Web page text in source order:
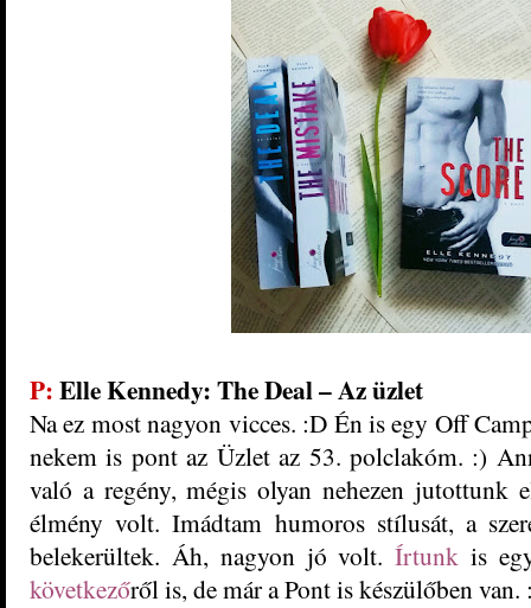
P:Elle Kennedy: The ​Deal – Az üzlet
Na ez most nagyon vicces. :D Én is egy Off
nekem is pont az Üzlet az 53. polclakóm. :)
való a regény, mégis olyan nehezen jutottunk
élmény volt. Imádtam humoros stílusát, a
belekerültek. Áh, nagyon jó volt.Írtunk is
következőről is, de már a Pont is készülőben van.